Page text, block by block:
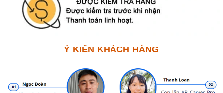
Ý KIẾN KHÁCH HÀNG